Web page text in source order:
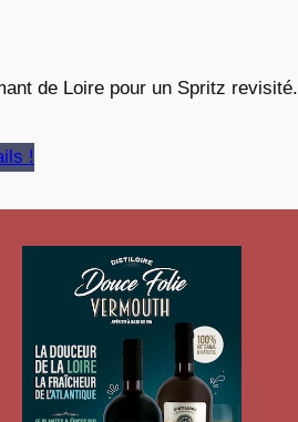
de Loire pour un Spritz revisité.
!